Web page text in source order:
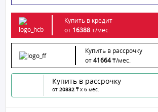
Купить в кредит
от 16388₸/мес.
Купить в рассрочку
от41664₸/мес.
Купить в рассрочку
от 20832 ₸ x 6 мес.